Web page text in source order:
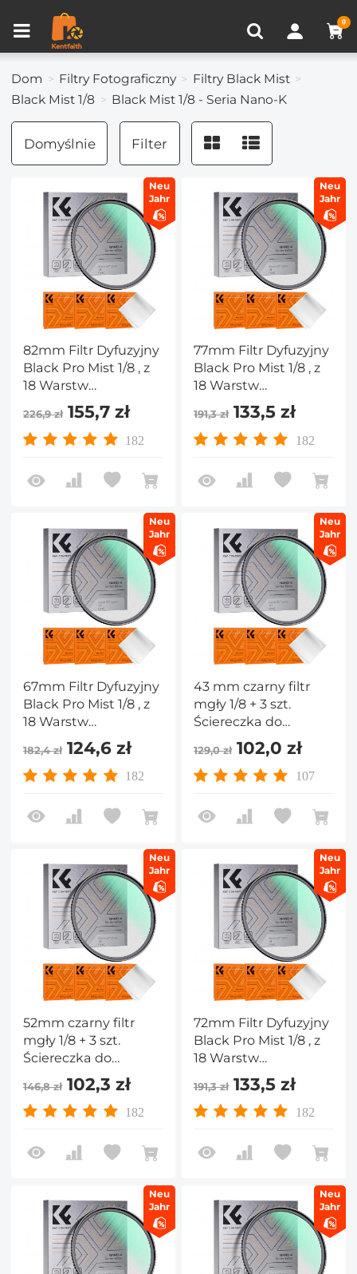
0
Porównanie produktów (0)
Dom Filtry Fotograficzny
Filtry Black Mist
Black Mist 1/8
Black Mist 1/8 - Seria Nano-K
Domyślnie Filter
Neu
Jahr
82mm Filtr Dyfuzyjny
Black Pro Mist 1/8 , z
18 Warstw
Nanopowłoki i 3
ściereczkami
Czyszczącymi - Seria
226,9 zł155,7 zł
182
Neu
Jahr
77mm Filtr Dyfuzyjny
Black Pro Mist 1/8 , z
18 Warstw
Nanopowłoki i 3
ściereczkami
Czyszczącymi - Seria
191,3 zł133,5 zł
182
Neu
Jahr
67mm Filtr Dyfuzyjny
Black Pro Mist 1/8 , z
18 Warstw
Nanopowłoki i 3
ściereczkami
Czyszczącymi - Seria
182,4 zł124,6 zł
182
Neu
Jahr
43 mm czarny filtr
mgły 1/8 + 3 szt.
Ściereczka do
czyszczenia z 18
wielowarstwowymi
powłokami Seria
129,0 zł102,0 zł
107
Neu
Jahr
52mm czarny filtr
mgły 1/8 + 3 szt.
Ściereczka do
czyszczenia z 18
wielowarstwowymi
powłokami Nano serii
146,8 zł102,3 zł
182
Neu
Jahr
72mm Filtr Dyfuzyjny
Black Pro Mist 1/8 , z
18 Warstw
Nanopowłoki i 3
ściereczkami
Czyszczącymi - Seria
191,3 zł133,5 zł
182
Neu
Jahr
Neu
Jahr